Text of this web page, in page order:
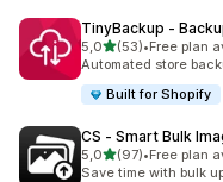
TinyBackup ‑
5,0de 5 estrelas
(53)
53 total de avaliações
•Free plan
Automated store
Built for Shopify
CS ‑ Smart Bulk
5,0de 5 estrelas
(97)
97 total de avaliações
•Free plan
Save time with bulk